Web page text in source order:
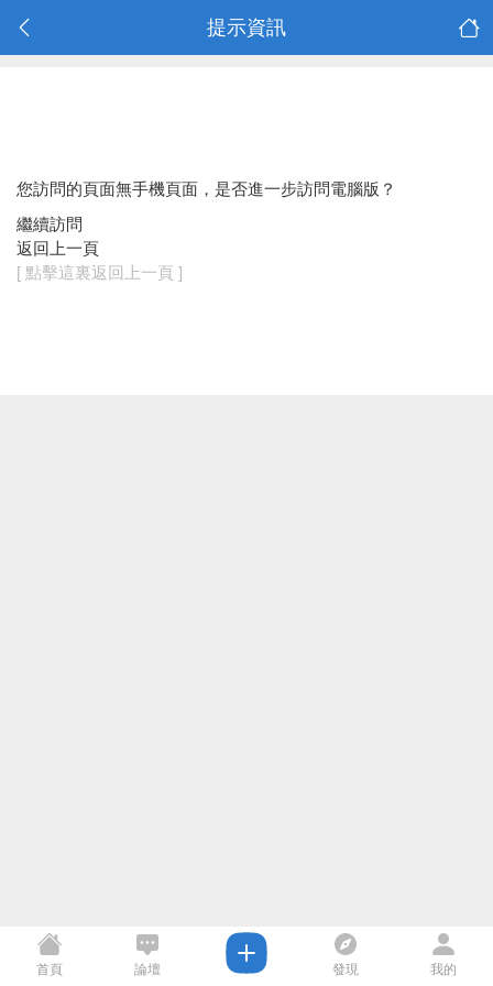
提示資訊
您訪問的頁面無手機頁面，是否進一步訪問電腦版？
繼續訪問
返回上一頁
[ 點擊這裏返回上一頁 ]
首頁 論壇 發現 我的